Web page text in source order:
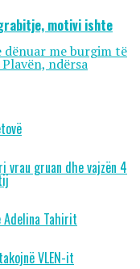
motivi ishte
dënuar me burgim të
ndërsa
vrau gruan dhe vajzën 4
Tahirit
VLEN-it